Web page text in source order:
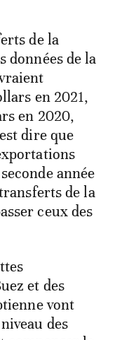
de la
données de la
en 2021,
en 2020,
dire que
année
de la
ceux des
et des
vont
des